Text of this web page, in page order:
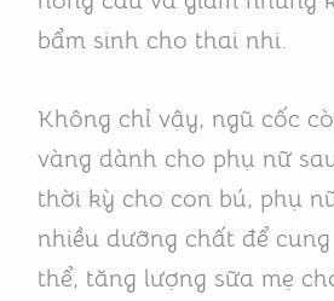
bẩm sinh cho thai nhi.
Không chỉ vậy, ngũ cốc
vàng dành cho phụ nữ
thời kỳ cho con bú, phụ
nhiều dưỡng chất để
thể, tăng lượng sữa mẹ